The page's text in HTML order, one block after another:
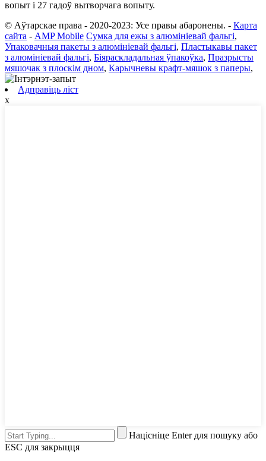
вопыт і 27 гадоў вытворчага вопыту.
© Аўтарскае права - 2020-2023: Усе правы абаронены. - Карта
сайта - AMP Mobile Сумка для ежы з алюмініевай фальгі,
Упаковачныя пакеты з алюмініевай фальгі, Пластыкавы пакет
з алюмініевай фальгі, Біяраскладальная ўпакоўка, Празрысты
мяшочак з плоскім дном, Карычневы крафт-мяшок з паперы,
Адправіць ліст
x
Націсніце Enter для пошуку або
ESC для закрыцця